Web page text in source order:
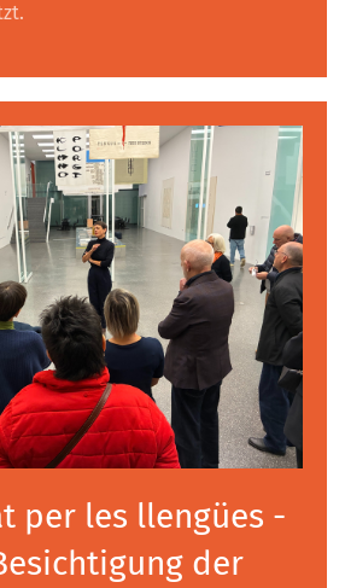
per les llengües -
der